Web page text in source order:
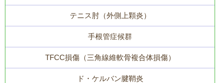
テニス肘（外側上顆炎）
手根管症候群
TFCC損傷（三角線維軟骨複合体損傷）
ド・ケルバン腱鞘炎